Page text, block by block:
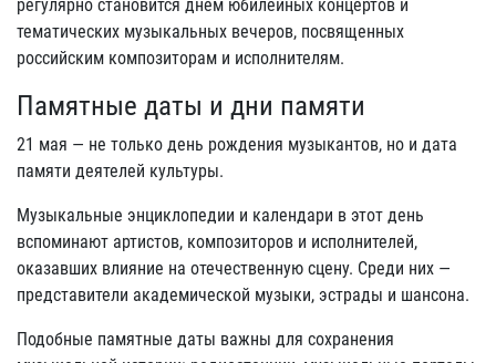
регулярно становится днем юбилейных концертов и
тематических музыкальных вечеров, посвященных
российским композиторам и исполнителям.
Памятные даты и дни памяти
21 мая — не только день рождения музыкантов, но и дата
памяти деятелей культуры.
Музыкальные энциклопедии и календари в этот день
вспоминают артистов, композиторов и исполнителей,
оказавших влияние на отечественную сцену. Среди них —
представители академической музыки, эстрады и шансона.
Подобные памятные даты важны для сохранения